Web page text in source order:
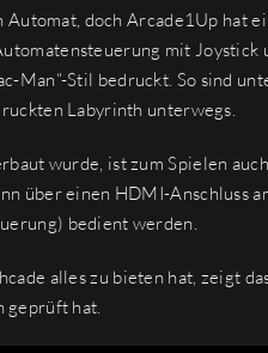
doch Arcade1Up hat
mit Joystick
Man“-Stil bedruckt. So sind
Labyrinth unterwegs.
wurde, ist zum Spielen
über einen HDMI-Anschluss
bedient werden.
alles zu bieten hat, zeigt
geprüft hat.